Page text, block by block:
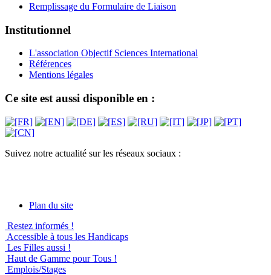
Remplissage du Formulaire de Liaison
Institutionnel
L'association Objectif Sciences International
Références
Mentions légales
Ce site est aussi disponible en :
Suivez notre actualité sur les réseaux sociaux :
Plan du site
Restez informés !
Accessible à tous les Handicaps
Les Filles aussi !
Haut de Gamme pour Tous !
Emplois/Stages